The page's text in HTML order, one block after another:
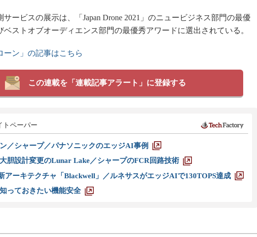
ービスの展示は、「Japan Drone 2021」のニュービジネス部門の最優
ベストオブオーディエンス部門の最優秀アワードに選出されている。
ン」の記事はこちら
この連載を「連載記事アラート」に登録する
トペーパー
／シャープ／パナソニックのエッジAI事例
胆設計変更のLunar Lake／シャープのFCR回路技術
アーキテクチャ「Blackwell」／ルネサスがエッジAIで130TOPS達成
っておきたい機能安全